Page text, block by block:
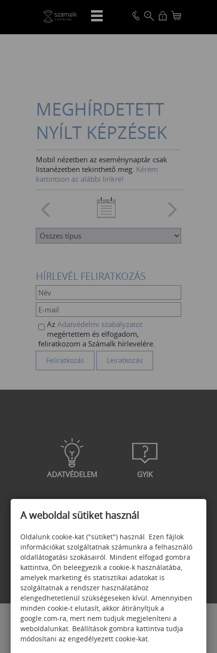
VISSZA
MEGHÍRDETETT
NYÍLT KÉPZÉSEK
Mobil nézetben az eseménynaptár csak
listanézetben tekinthető meg. Kérem
kattintson az alábbi linkre!
HÍRLEVÉL FELIRATKOZÁS
Az Adatvédelmi szabályzatot
megértettem és elfogadom,
feliratkozom a Számalk hírlevelére.
ADATVÉDELEM GYIK
GARANCIA
JELENTKEZÉSI
FELTÉTELEK
A weboldal sütiket használ
Oldalunk cookie-kat ("sütiket") használ. Ezen fájlok
információkat szolgáltatnak számunkra a felhasználó
oldallátogatási szokásairól. Mindent elfogad gombra
kattintva, Ön beleegyezik a cookie-k használatába,
amelyek marketing és statisztikai adatokat is
szolgáltatnak a rendszer használatához
elengedhetetlenül szükségeseken kívül. Amennyiben
minden cookie-t elutasít, akkor átirányítjuk a
google.com-ra, mert nem tudjuk megjeleníteni a
weboldalunkat. Beállítások gombra kattintva tudja
módosítani az engedélyezett cookie-kat.